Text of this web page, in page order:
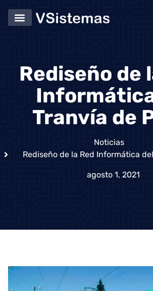
Rediseño de
Tranvía de
Noticias
Rediseño de la Red Informática
agosto 1, 2021